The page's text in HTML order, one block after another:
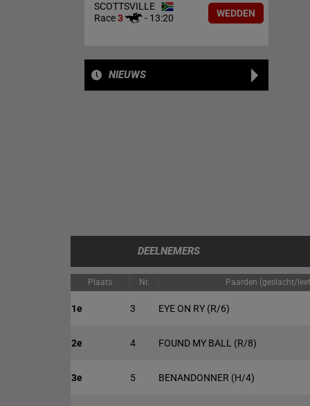
SCOTTSVILLE
Race3 - 13:20 WEDDEN
NIEUWS
DEELNEMERS
Plaats Nr. Paarden (geslacht/
1e 3 EYE ON RY (R/6)
2e 4 FOUND MY BALL (R/8)
3e 5 BENANDONNER (H/4)